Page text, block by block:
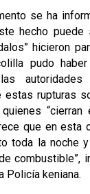
se ha
hecho puede
hicieron
pudo
autoridades
estas rupturas
quienes
que en esta
toda la noche
combustible”,
Policía keniana.